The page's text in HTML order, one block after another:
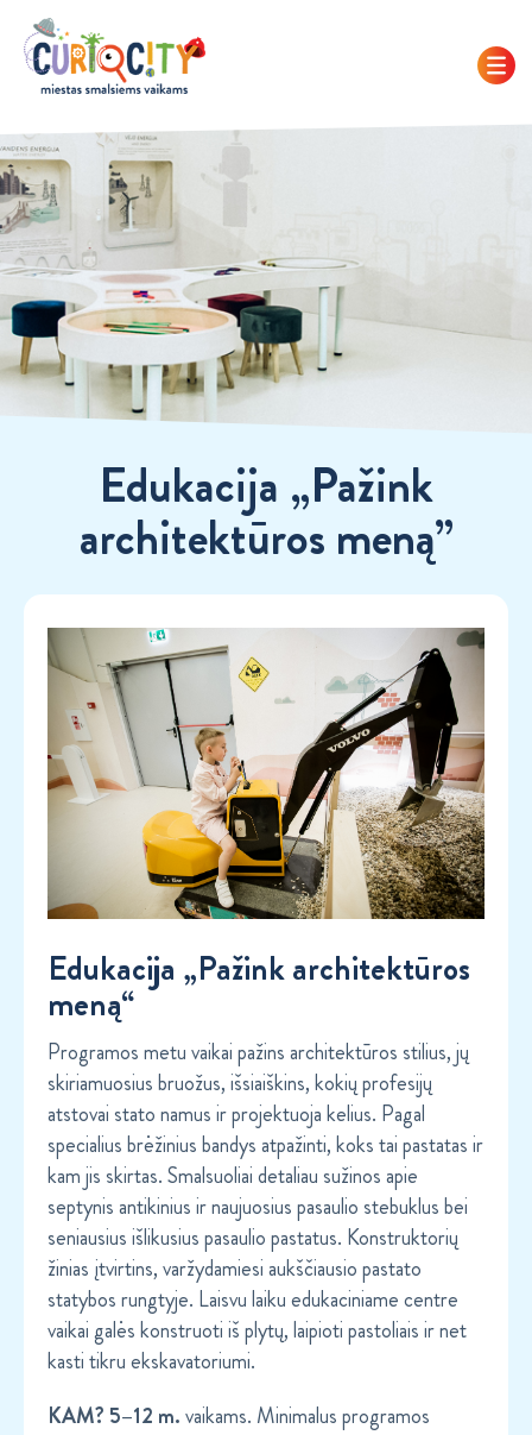
Edukacija „Pažink
architektūros meną”
Edukacija „Pažink architektūros
meną“
Programos metu vaikai pažins architektūros stilius, jų
skiriamuosius bruožus, išsiaiškins, kokių profesijų
atstovai stato namus ir projektuoja kelius. Pagal
specialius brėžinius bandys atpažinti, koks tai pastatas ir
kam jis skirtas. Smalsuoliai detaliau sužinos apie
septynis antikinius ir naujuosius pasaulio stebuklus bei
seniausius išlikusius pasaulio pastatus. Konstruktorių
žinias įtvirtins, varžydamiesi aukščiausio pastato
statybos rungtyje. Laisvu laiku edukaciniame centre
vaikai galės konstruoti iš plytų, laipioti pastoliais ir net
kasti tikru ekskavatoriumi.
KAM? 5–12 m.vaikams. Minimalus programos